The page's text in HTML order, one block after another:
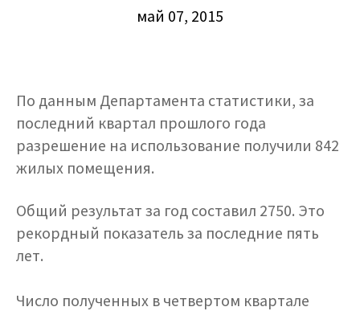
май 07, 2015
По данным Департамента статистики, за
последний квартал прошлого года
разрешение на использование получили 842
жилых помещения.
Общий результат за год составил 2750. Это
рекордный показатель за последние пять
лет.
Число полученных в четвертом квартале